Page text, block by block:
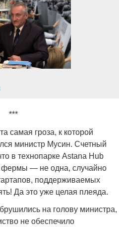
***
самая гроза, к которой
министр Мусин. Счетный
в технопарке Astana Hub
— не одна, случайно
поддерживаемых
Да это уже целая плеяда.
на голову министра,
не обеспечило